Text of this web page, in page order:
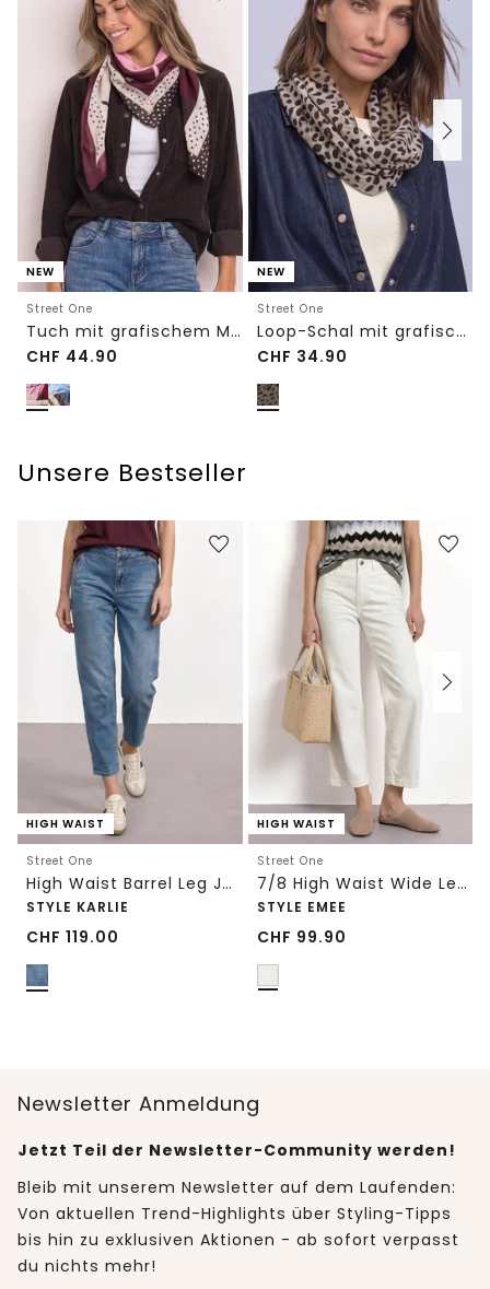
NEW
Street One
Tuch mit grafischem Muster
CHF 44.90
NEW
Street One
Loop-Schal mit grafischem Muster
CHF 34.90
Unsere Bestseller
HIGH WAIST
Street One
High Waist Barrel Leg Jeans im Loose Fit
STYLE KARLIE
CHF 119.00
HIGH WAIST
Street One
7/8 High Waist Wide Leg Jeans im Loose Fit
STYLE EMEE
CHF 99.90
Newsletter Anmeldung
Jetzt Teil der Newsletter-Community werden!
Bleib mit unserem Newsletter auf dem Laufenden:
Von aktuellen Trend-Highlights über Styling-Tipps
bis hin zu exklusiven Aktionen - ab sofort verpasst
du nichts mehr!